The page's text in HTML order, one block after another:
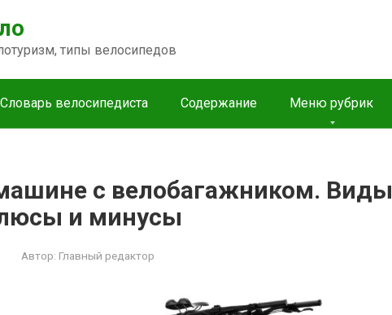
типы велосипедов
Словарь велосипедиста Содержание Меню рубрик
с велобагажником. Виды
и минусы
Автор: Главный редактор